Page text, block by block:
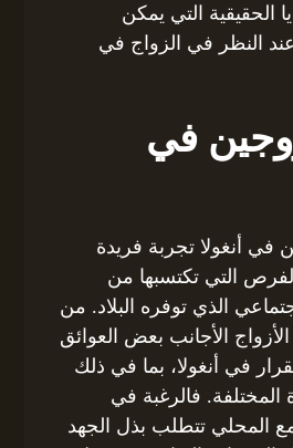
الحقيقية التي يمكن
عند النظر في الزواج في
في
في أنغولا تجربة فريدة
التي تكتسبها من
الذي توفره البلاد. من
الأجانب بعض العوائق
في أنغولا، بما في ذلك
المختلفة. فالرغبة في
المحلي تتطلب بذل الجهد